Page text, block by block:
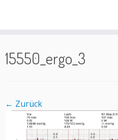
to
content
15550_ergo_3
← Zurück